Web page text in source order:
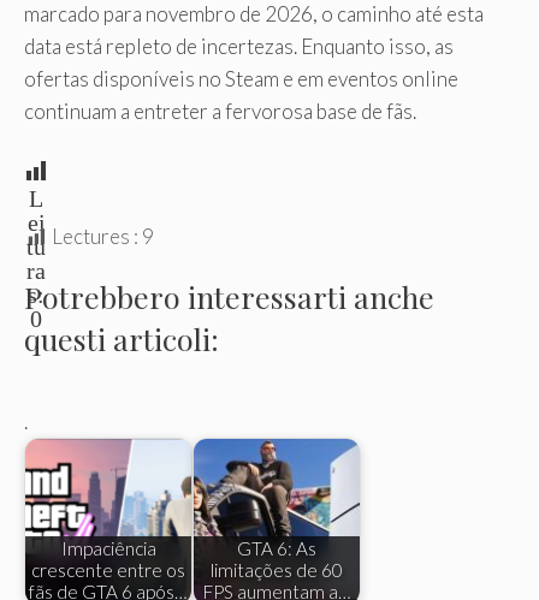
marcado para novembro de 2026, o caminho até esta
data está repleto de incertezas. Enquanto isso, as
ofertas disponíveis no Steam e em eventos online
continuam a entreter a fervorosa base de fãs.
L
ei
tu
ra
s:
0
Lectures : 9
Potrebbero interessarti anche
questi articoli:
.
Impaciência
crescente entre os
fãs de GTA 6 após…
GTA 6: As
limitações de 60
FPS aumentam a…